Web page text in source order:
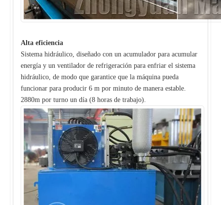
Alta eficiencia
Sistema hidráulico, diseñado con un acumulador para acumular
energía y un ventilador de refrigeración para enfriar el sistema
hidráulico, de modo que garantice que la máquina pueda
funcionar para producir 6 m por minuto de manera estable.
2880m por turno un día (8 horas de trabajo).